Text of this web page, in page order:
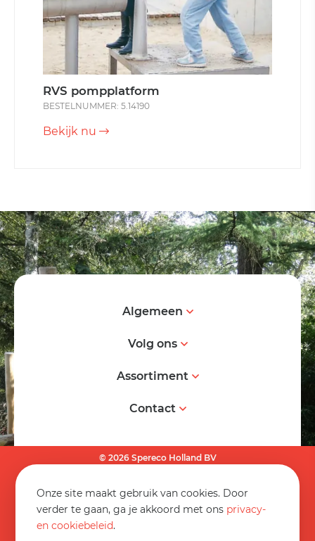
Onze site maakt gebruik van cookies. Door
verder te gaan, ga je akkoord met ons privacy-
en cookiebeleid.
RVS pompplatform
BESTELNUMMER: 5.14190
Bekijk nu
Algemeen
Volg ons
Assortiment
Contact
© 2026 Spereco Holland BV
Informatieblad